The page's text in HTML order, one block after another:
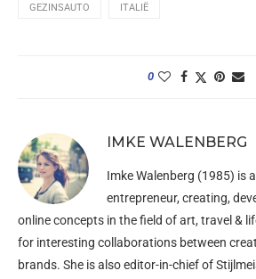
GEZINSAUTO ITALIË
0
IMKE WALENBERG
Imke Walenberg (1985) is
entrepreneur, creating,
online concepts in the field of art, travel &
for interesting collaborations between
brands. She is also editor-in-chief of